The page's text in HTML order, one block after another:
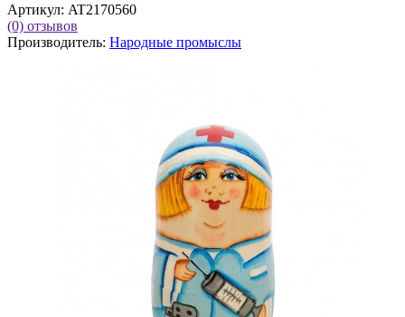
Артикул: AT2170560
(0) отзывов
Производитель: Народные промыслы